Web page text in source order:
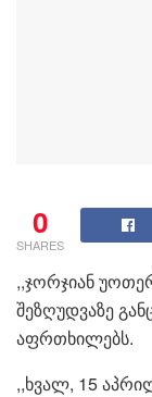
0
SHARES
,,ჯორჯიან
შეზღუდვაზე
აფრთხილებს.
,,ხვალ, 15